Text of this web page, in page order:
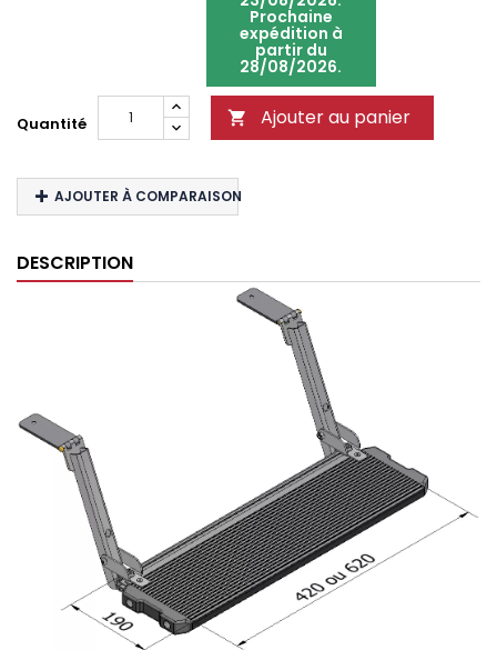
Prochaine
expédition à
partir du
28/08/2026.
Quantité  Ajouter au panier
AJOUTER À COMPARAISON
DESCRIPTION